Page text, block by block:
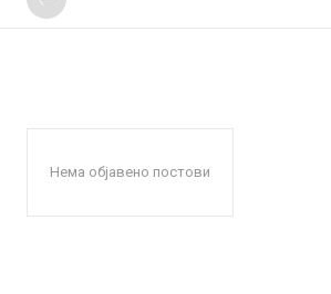
Нема објавено постови